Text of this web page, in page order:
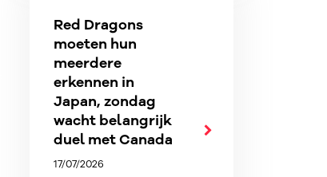
Red Dragons
moeten hun
meerdere
erkennen in
Japan, zondag
wacht belangrijk
duel met Canada
17/07/2026